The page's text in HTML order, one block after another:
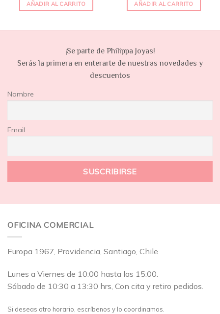
AÑADIR AL CARRITO AÑADIR AL CARRITO
¡Se parte de Philippa Joyas!
Serás la primera en enterarte de nuestras novedades y
descuentos
Nombre
Email
OFICINA COMERCIAL
Europa 1967, Providencia, Santiago, Chile.
Lunes a Viernes de 10:00 hasta las 15:00.
Sábado de 10:30 a 13:30 hrs, Con cita y retiro pedidos.
Si deseas otro horario, escríbenos y lo coordinamos.